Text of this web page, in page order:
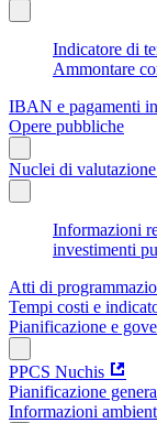
Indicatore di
Ammontare
IBAN e pagamenti
Opere pubbliche
Nuclei di
Informazioni
investimenti
Atti di
Tempi costi e
Pianificazione e
PPCS Nuchis
Pianificazione
Informazioni